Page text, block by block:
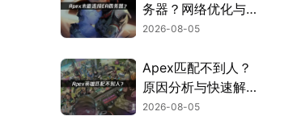
务器？网络优化与故
障排查指南！
2026-08-05
Apex匹配不到人？
原因分析与快速解决
方案！
2026-08-05